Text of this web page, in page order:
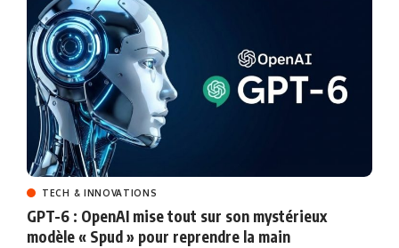
TECH & INNOVATIONS
GPT-6 : OpenAI mise tout sur son mystérieux
modèle « Spud » pour reprendre la main